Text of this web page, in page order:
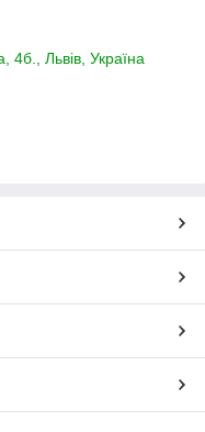
4б., Львів, Україна